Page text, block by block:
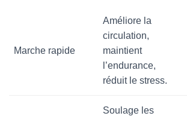
Marche rapide
Améliore la
circulation,
maintient
l’endurance,
réduit le stress.
Soulage les